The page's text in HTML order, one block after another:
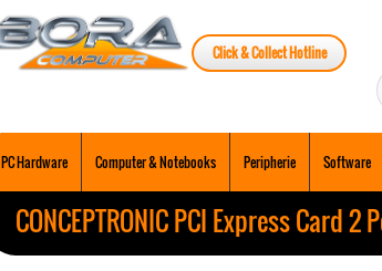
Click & Collect Hotline
PC Hardware Computer & Notebooks Peripherie Software
CONCEPTRONIC PCI Express Card